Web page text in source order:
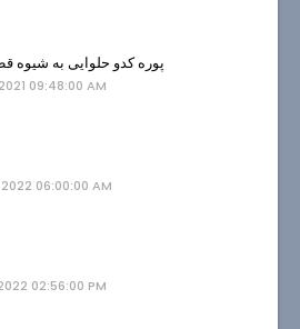
پوره کدو حلوایی به شیوه
09:48:00 AM
06:00:00 AM
02:56:00 PM